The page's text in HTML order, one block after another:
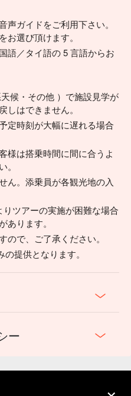
ガイドをご利用下さい。
お選び頂けます。
語／タイ語の 5 言語からお
候・その他 ）で施設見学が
しはできません。
定時刻が大幅に遅れる場合
様は搭乗時間に間に合うよ
ん。添乗員が各観光地の入
ツアーの実施が困難な場合
あります。
ので、ご了承ください。
提供となります。
ー